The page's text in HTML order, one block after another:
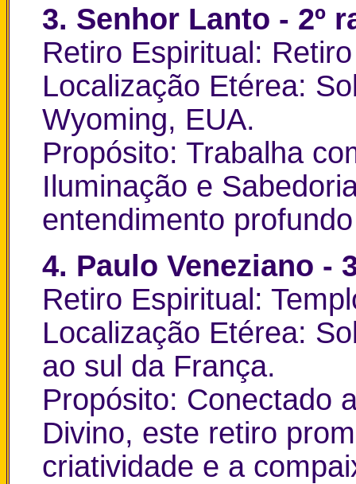
3. Senhor Lanto - 2º
Retiro Espiritual:
Localização Etérea:
Wyoming, EUA.
Propósito: Trabalha
Iluminação e
entendimento
4. Paulo Veneziano -
Retiro Espiritual:
Localização Etérea:
ao sul da França.
Propósito: Conectado
Divino, este retiro
criatividade e a